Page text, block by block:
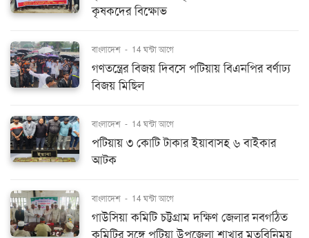
কৃষকদের বিক্ষোভ
বাংলাদেশ - 14 ঘন্টা আগে
গণতন্ত্রের বিজয় দিবসে পটিয়ায় বিএনপির বর্ণাঢ্য
বিজয় মিছিল
বাংলাদেশ - 14 ঘন্টা আগে
পটিয়ায় ৩ কোটি টাকার ইয়াবাসহ ৬ বাইকার
আটক
বাংলাদেশ - 14 ঘন্টা আগে
গাউসিয়া কমিটি চট্টগ্রাম দক্ষিণ জেলার নবগঠিত
কমিটির সঙ্গে পটিয়া উপজেলা শাখার মতবিনিময়